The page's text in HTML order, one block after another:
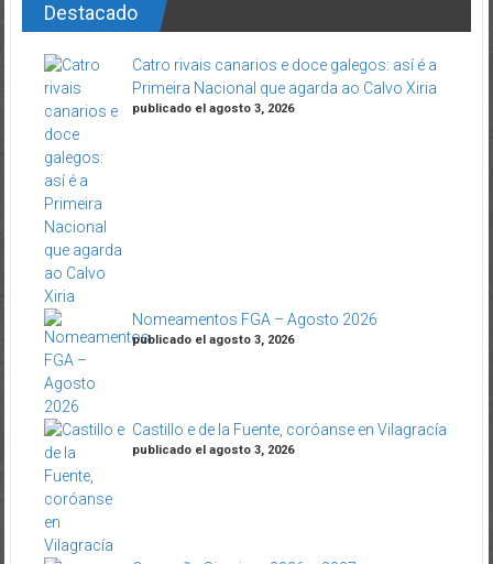
Destacado
Catro rivais canarios e doce galegos: así é a
Primeira Nacional que agarda ao Calvo Xiria
publicado el agosto 3, 2026
Nomeamentos FGA – Agosto 2026
publicado el agosto 3, 2026
Castillo e de la Fuente, coróanse en Vilagracía
publicado el agosto 3, 2026